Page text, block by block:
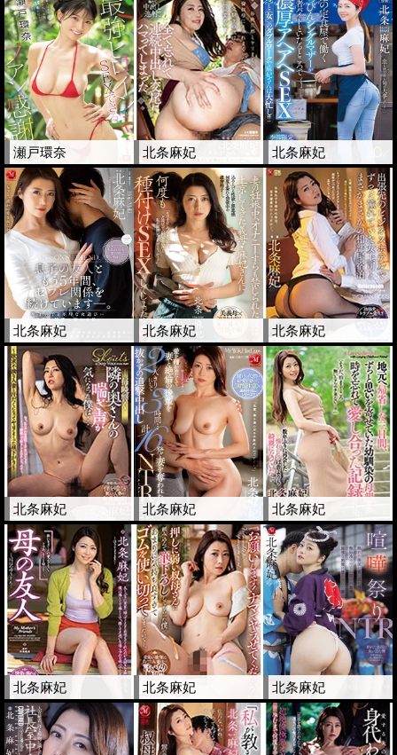
瀬戸環奈 北条麻妃 北条麻妃
北条麻妃 北条麻妃 北条麻妃
北条麻妃 北条麻妃 北条麻妃
北条麻妃 北条麻妃 北条麻妃